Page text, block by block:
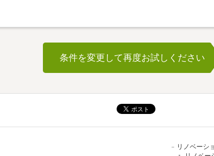
条件を変更して再度お試しください
リノベーシ